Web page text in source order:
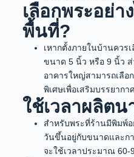
เลือกพระอย่า
พื้นที่?
เหากตั้งภายในบ้านคว
ขนาด 5 นิ้ว หรือ 9 นิ้ว
อาคารใหญ่สามารถเลื
พิเศษเพื่อเสริมบรรยาก
ใช้เวลาผลิต
สำหรับพระที่ร้านมีพิมพ์อ
วันขึ้นอยู่กับขนาดและก
จะใช้เวลาประมาณ